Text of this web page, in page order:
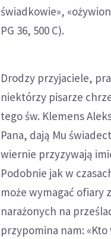
świadkowie»,
PG 36, 500 C).
Drodzy przyjaciele,
niektórzy pisarze
tego św. Klemens
Pana, dają Mu
wiernie przyzywają
Podobnie jak w
może wymagać ofiary
narażonych na
przypomina nam: